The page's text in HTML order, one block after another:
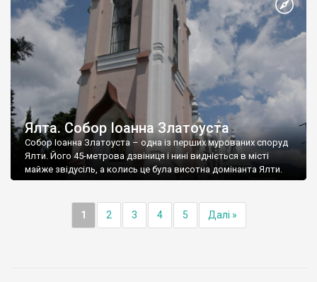
Ялта. Собор Іоанна Златоуста
Собор Іоанна Златоуста – одна із перших мурованих споруд
Ялти. Його 45-метрова дзвіниця і нині видніється в місті
майже звідусіль, а колись це була висотна домінанта Ялти.
1 2 3 4 5 Далі »